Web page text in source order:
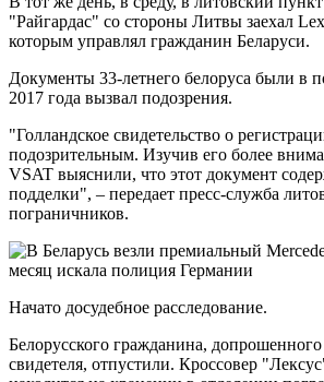
"Райгардас" со стороны Литвы заехал
которым управлял гражданин Беларуси.
Документы 33-летнего белоруса были в
2017 года вызвал подозрения.
"Голландское свидетельство о
подозрительным. Изучив его более
VSAT выяснили, что этот документ
подделки", – передает пресс-служба
пограничников.
Начато досудебное расследование.
Белорусского гражданина, допрошенного
свидетеля, отпустили. Кроссовер